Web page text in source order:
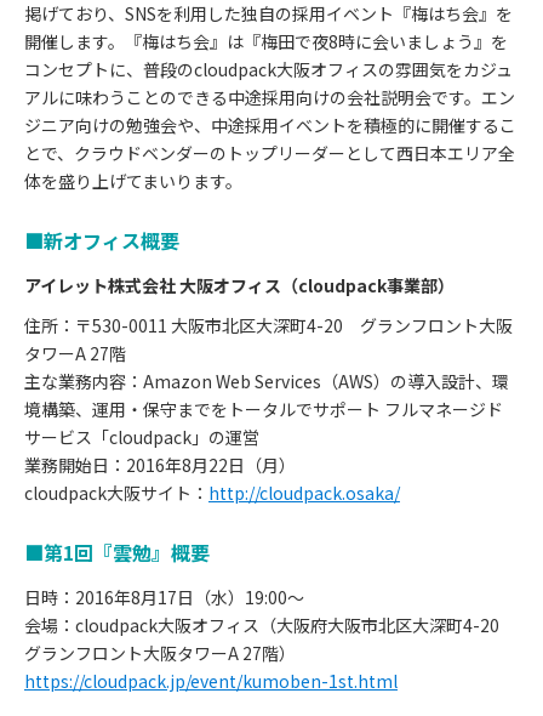
掲げており、SNSを利用した独自の採用イベント『梅はち会』を
開催します。『梅はち会』は『梅田で夜8時に会いましょう』を
コンセプトに、普段のcloudpack大阪オフィスの雰囲気をカジュ
アルに味わうことのできる中途採用向けの会社説明会です。エン
ジニア向けの勉強会や、中途採用イベントを積極的に開催するこ
とで、クラウドベンダーのトップリーダーとして西日本エリア全
体を盛り上げてまいります。
■新オフィス概要
アイレット株式会社 大阪オフィス（cloudpack事業部）
住所：〒530-0011 大阪市北区大深町4-20 グランフロント大阪
タワーA 27階
主な業務内容：Amazon Web Services（AWS）の導入設計、環
境構築、運用・保守までをトータルでサポート フルマネージド
サービス「cloudpack」の運営
業務開始日：2016年8月22日（月）
cloudpack大阪サイト： http://cloudpack.osaka/
■第1回『雲勉』概要
日時：2016年8月17日（水）19:00〜
会場：cloudpack大阪オフィス（大阪府大阪市北区大深町4-20
グランフロント大阪タワーA 27階）
https://cloudpack.jp/event/kumoben-1st.html